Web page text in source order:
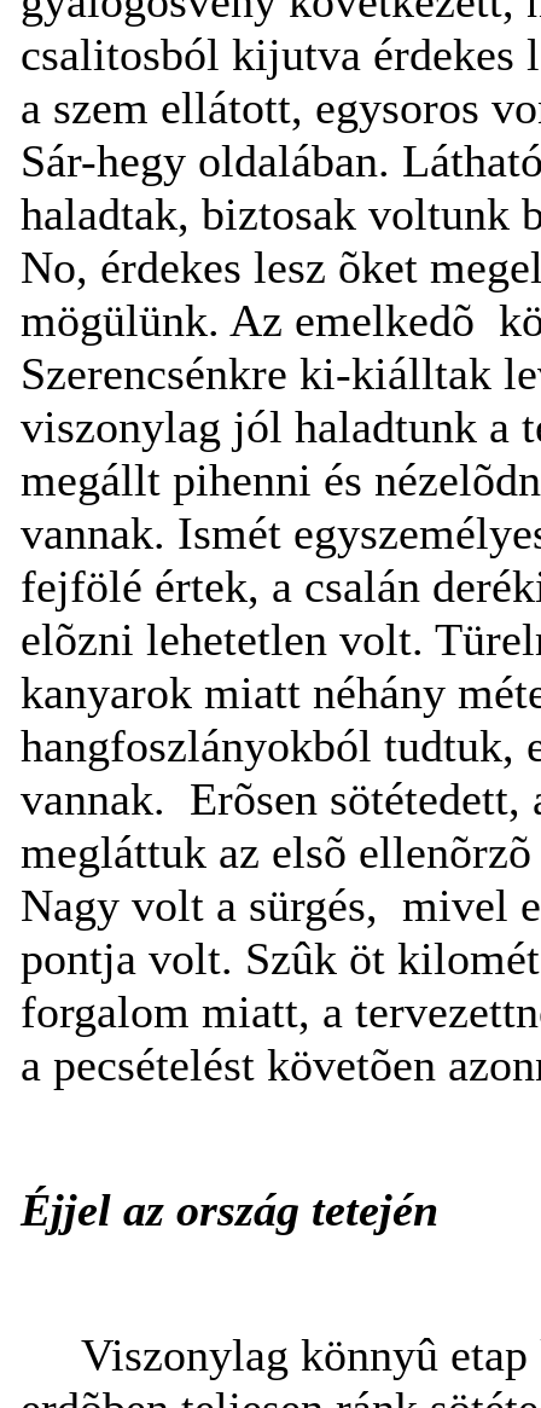
csalitosból kijutva érdekes
a szem ellátott, egysoros
Sár-hegy oldalában.
haladtak, biztosak voltunk
No, érdekes lesz õket
mögülünk. Az emelkedõ
Szerencsénkre ki-kiálltak
viszonylag jól haladtunk a
megállt pihenni és
vannak. Ismét
fejfölé értek, a csalán
elõzni lehetetlen volt.
kanyarok miatt néhány
hangfoszlányokból tudtuk,
vannak. Erõsen
megláttuk az elsõ
Nagy volt a sürgés, mivel
pontja volt. Szûk öt
forgalom miatt, a
a pecsételést követõen
Éjjel az ország tetején
Viszonylag könnyû